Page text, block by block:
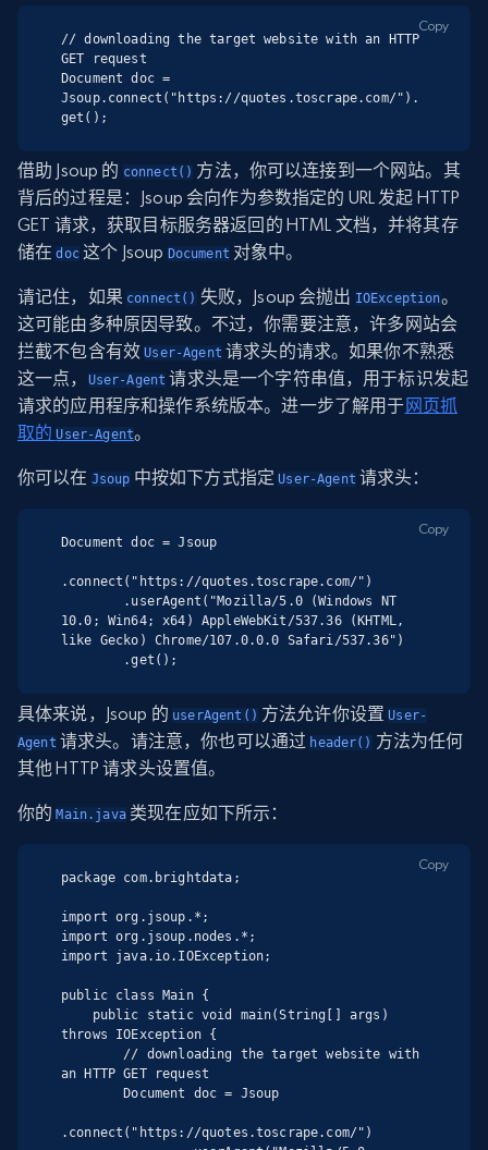
// downloading the target website with an HTTP
GET request
Document doc =
Jsoup.connect("https://quotes.toscrape.com/").
get();
Copy
借助 Jsoup 的 connect() 方法，你可以连接到一个网站。其
背后的过程是：Jsoup 会向作为参数指定的 URL 发起 HTTP
GET 请求，获取目标服务器返回的 HTML 文档，并将其存
储在doc这个 Jsoup Document对象中。
请记住，如果 connect() 失败，Jsoup 会抛出 IOException。
这可能由多种原因导致。不过，你需要注意，许多网站会
拦截不包含有效User-Agent请求头的请求。如果你不熟悉
这一点，
User-Agent 请求头是一个字符串值，用于标识发起
请求的应用程序和操作系统版本。进一步了解用于 网页抓
取的User-Agent。
你可以在 Jsoup 中按如下方式指定User-Agent请求头：
Document doc = Jsoup
.connect("https://quotes.toscrape.com/")
10.0; Win64; x64) AppleWebKit/537.36 (KHTML,
like Gecko) Chrome/107.0.0.0 Safari/537.36")
        .get();
Copy
具体来说，Jsoup 的 userAgent() 方法允许你设置User-
Agent请求头。请注意，你也可以通过 header() 方法为任何
其他 HTTP 请求头设置值。
你的Main.java类现在应如下所示：
package com.brightdata;
import org.jsoup.*;
import org.jsoup.nodes.*;
import java.io.IOException;
public class Main {
throws IOException {
an HTTP GET request
        Document doc = Jsoup
.connect("https://quotes.toscrape.com/")
Copy